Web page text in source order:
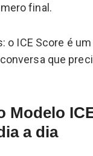
final.
o ICE Score é um
que
Modelo
a dia